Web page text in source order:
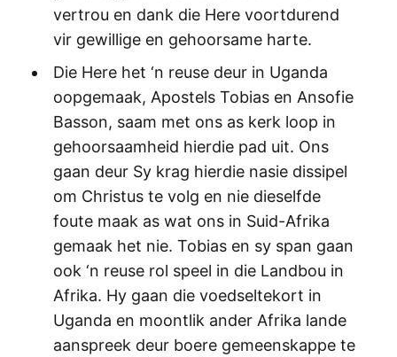
vertrou en dank die Here voortdurend
vir gewillige en gehoorsame harte.
Die Here het ‘n reuse deur in Uganda
oopgemaak, Apostels Tobias en Ansofie
Basson, saam met ons as kerk loop in
gehoorsaamheid hierdie pad uit. Ons
gaan deur Sy krag hierdie nasie dissipel
om Christus te volg en nie dieselfde
foute maak as wat ons in Suid-Afrika
gemaak het nie. Tobias en sy span gaan
ook ‘n reuse rol speel in die Landbou in
Afrika. Hy gaan die voedseltekort in
Uganda en moontlik ander Afrika lande
aanspreek deur boere gemeenskappe te